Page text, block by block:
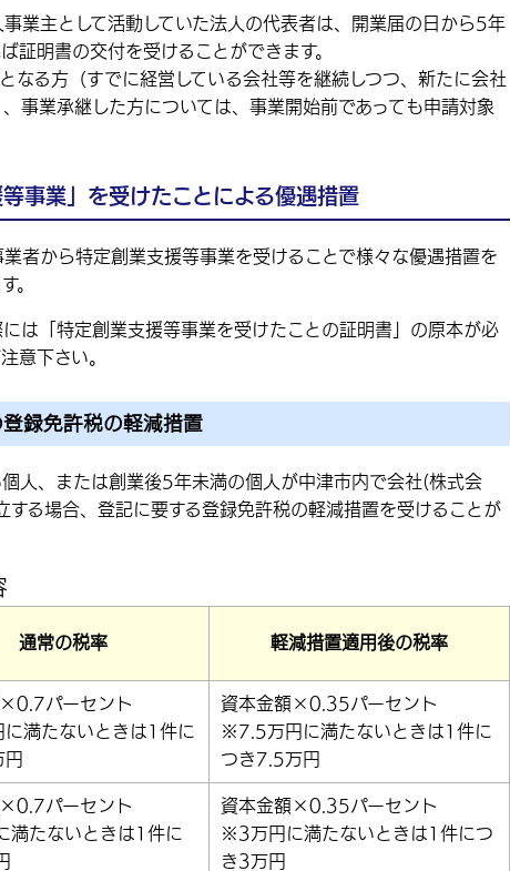
業主として活動していた法人の代表者は、開業届の日から5年
証明書の交付を受けることができます。
なる方（すでに経営している会社等を継続しつつ、新たに会社
事業承継した方については、事業開始前であっても申請対象
等事業」を受けたことによる優遇措置
者から特定創業支援等事業を受けることで様々な優遇措置を
。
は「特定創業支援等事業を受けたことの証明書」の原本が必
意下さい。
録免許税の軽減措置
人、または創業後5年未満の個人が中津市内で会社(株式会
する場合、登記に要する登録免許税の軽減措置を受けることが
通常の税率 軽減措置適用後の税率
パーセント
満たないときは1件に
円
資本金額×0.35パーセント
※7.5万円に満たないときは1件に
つき7.5万円
パーセント
満たないときは1件に
資本金額×0.35パーセント
※3万円に満たないときは1件につ
き3万円